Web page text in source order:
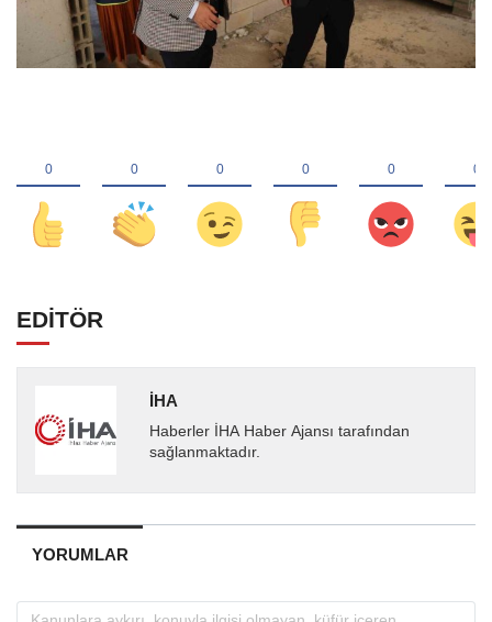
EDİTÖR
İHA
Haberler İHA Haber Ajansı tarafından
sağlanmaktadır.
YORUMLAR